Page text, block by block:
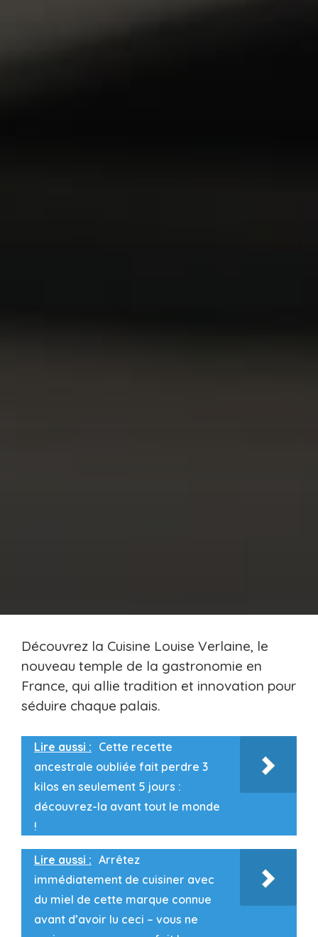
Découvrez la Cuisine Louise Verlaine, le
nouveau temple de la gastronomie en
France, qui allie tradition et innovation pour
séduire chaque palais.
Lire aussi : Cette recette
ancestrale oubliée fait perdre 3
kilos en seulement 5 jours :
découvrez-la avant tout le monde
!
Lire aussi : Arrêtez
immédiatement de cuisiner avec
du miel de cette marque connue
avant d’avoir lu ceci – vous ne